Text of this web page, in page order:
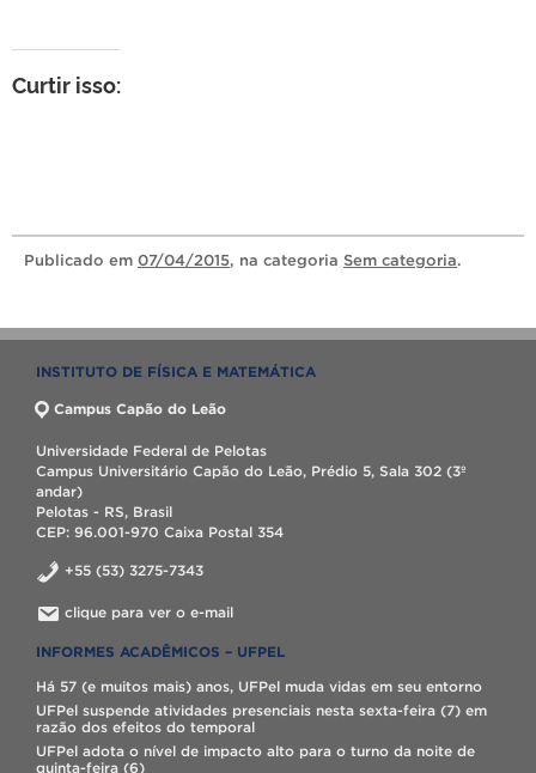
Curtir isso:
Publicado em 07/04/2015, na categoria Sem categoria.
INSTITUTO DE FÍSICA E MATEMÁTICA
Campus Capão do Leão
Universidade Federal de Pelotas
Campus Universitário Capão do Leão, Prédio 5, Sala 302 (3º
andar)
Pelotas - RS, Brasil
CEP: 96.001-970 Caixa Postal 354
+55 (53) 3275-7343
clique para ver o e-mail
INFORMES ACADÊMICOS – UFPEL
Há 57 (e muitos mais) anos, UFPel muda vidas em seu entorno
UFPel suspende atividades presenciais nesta sexta-feira (7) em
razão dos efeitos do temporal
UFPel adota o nível de impacto alto para o turno da noite de
quinta-feira (6)